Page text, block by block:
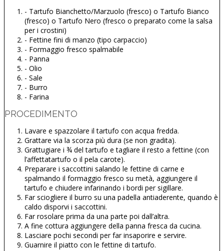
- Tartufo Bianchetto/Marzuolo (fresco) o Tartufo Bianco
(fresco) o Tartufo Nero (fresco o preparato come la salsa
per i crostini)
- Fettine fini di manzo (tipo carpaccio)
- Formaggio fresco spalmabile
- Panna
- Olio
- Sale
- Burro
- Farina
PROCEDIMENTO
Lavare e spazzolare il tartufo con acqua fredda.
Grattare via la scorza più dura (se non gradita).
Grattugiare i ¾ del tartufo e tagliare il resto a fettine (con
l’affettatartufo o il pela carote).
Preparare i saccottini salando le fettine di carne e
spalmando il formaggio fresco su metà, aggiungere il
tartufo e chiudere infarinando i bordi per sigillare.
Far sciogliere il burro su una padella antiaderente, quando è
caldo disporvi i saccottini.
Far rosolare prima da una parte poi dall’altra.
A fine cottura aggiungere della panna fresca da cucina.
Lasciare pochi secondi per far insaporire e servire.
Guarnire il piatto con le fettine di tartufo.